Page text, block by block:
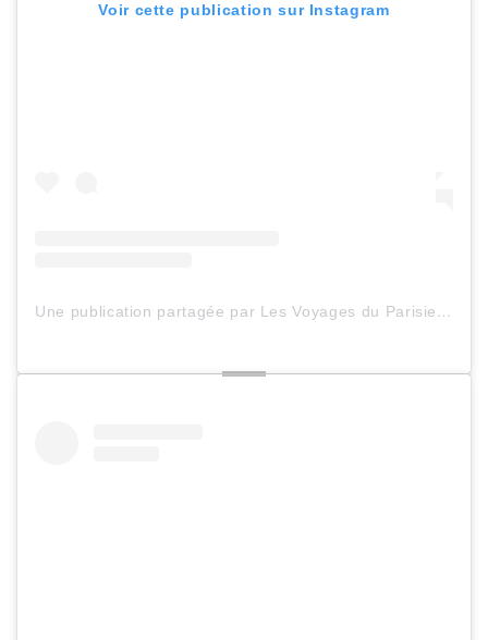
Voir cette publication sur Instagram
Une publication partagée par Les Voyages du ParisienHeureux (@lesvoyagesduparisienheureux)